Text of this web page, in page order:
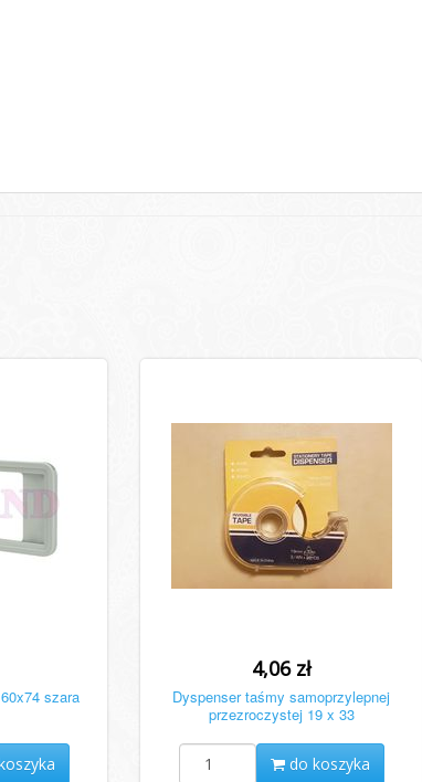
szara
4,06 zł
Dyspenser taśmy samoprzylepnej
przezroczystej 19 x 33
do koszyka